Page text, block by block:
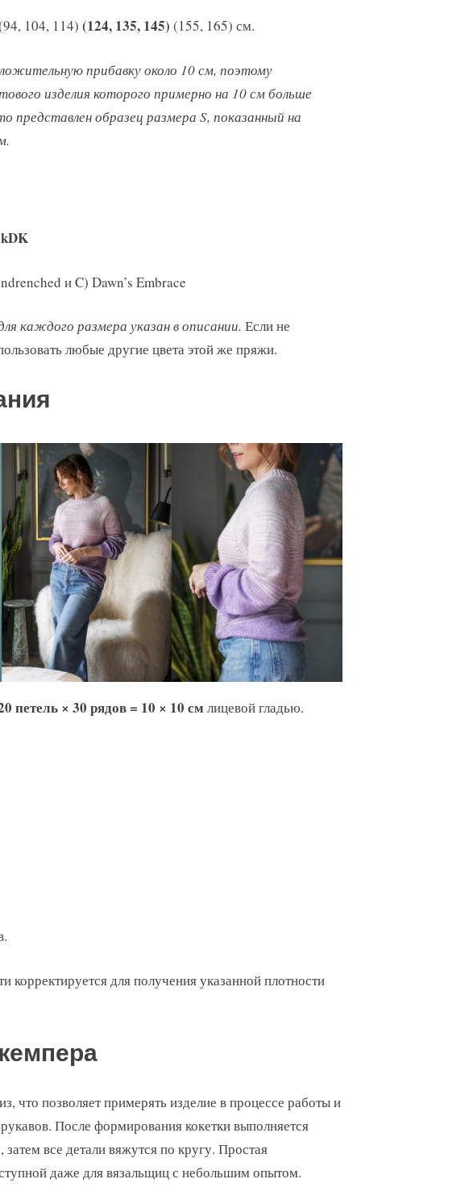
104, 114) (124, 135, 145) (155, 165) см.
прибавку около 10 см, поэтому
изделия которого примерно на 10 смбольше
представлен образец размера S, показанный на
и C) Dawn’s Embrace
каждого размера указан в описании. Если не
любые другие цвета этой же пряжи.
петель × 30 рядов = 10 × 10 см лицевой гладью.
корректируется для получения указанной плотности
что позволяет примерять изделие в процессе работы и
После формирования кокетки выполняется
затем все детали вяжутся по кругу. Простая
даже для вязальщиц с небольшим опытом.